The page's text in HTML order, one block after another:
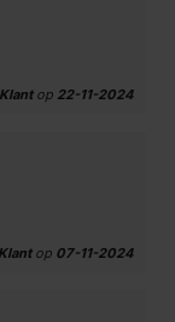
Klantop 22-11-2024
Klantop 07-11-2024